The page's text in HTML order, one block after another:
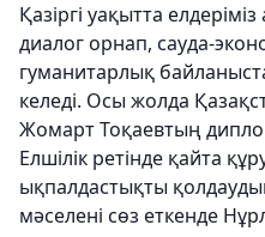
Қазіргі уақытта
диалог орнап, сауда-
гуманитарлық
келеді. Осы жолда
Жомарт Тоқаевтың
Елшілік ретінде қайта
ықпалдастықты
мәселені сөз еткенде